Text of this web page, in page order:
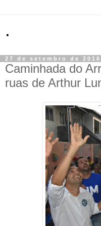
.
27 de setembro de 2016
Caminhada do
ruas de Arthur